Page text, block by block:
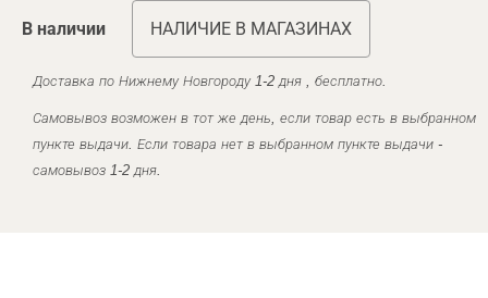
В наличии НАЛИЧИЕ В МАГАЗИНАХ
Доставка по Нижнему Новгороду 1-2 дня , бесплатно.
Самовывоз возможен в тот же день, если товар есть в выбранном
пункте выдачи. Если товара нет в выбранном пункте выдачи -
самовывоз 1-2 дня.